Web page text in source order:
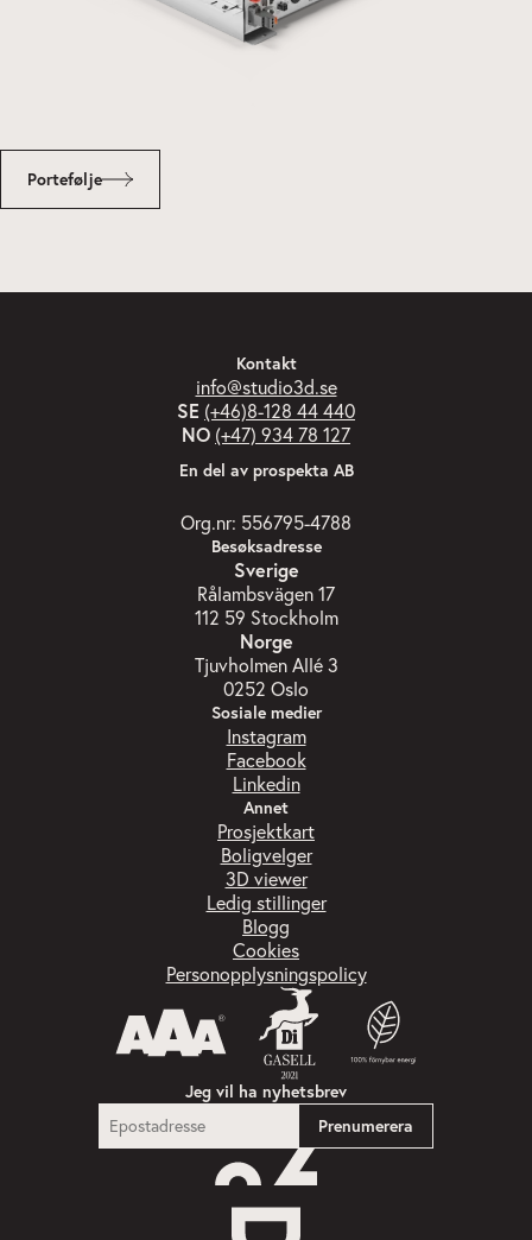
Portefølje
Kontakt
info@studio3d.se
SE (+46)8-128 44 440
NO (+47) 934 78 127
En del av prospekta AB
Org.nr: 556795-4788
Besøksadresse
Sverige
Rålambsvägen 17
112 59 Stockholm
Norge
Tjuvholmen Allé 3
0252 Oslo
Sosiale medier
Instagram
Facebook
Linkedin
Annet
Prosjektkart
Boligvelger
3D viewer
Ledig stillinger
Blogg
Cookies
Personopplysningspolicy
Jeg vil ha nyhetsbrev